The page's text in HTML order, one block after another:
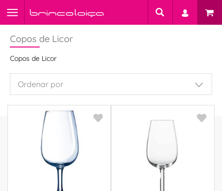
Copos de Licor
Copos de Licor